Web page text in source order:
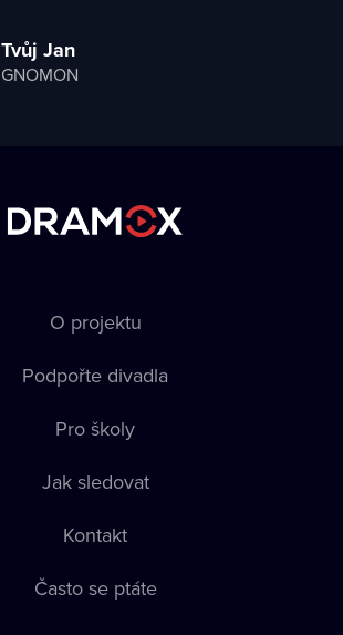
Tvůj Jan
GNOMON
O projektu
Podpořte divadla
Pro školy
Jak sledovat
Kontakt
Často se ptáte